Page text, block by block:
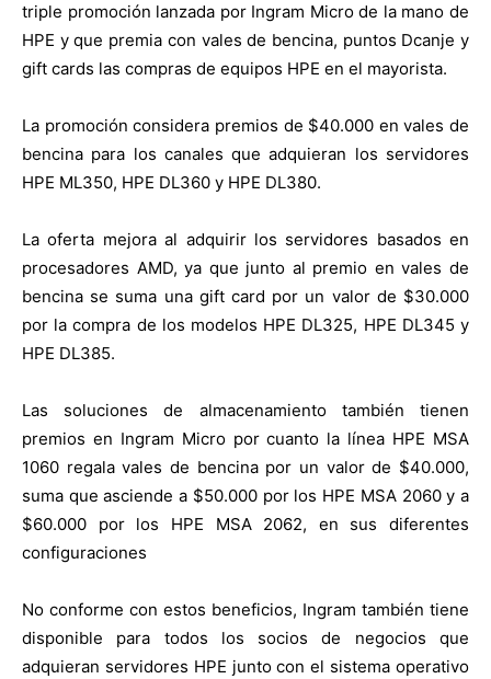
triple promoción lanzada por Ingram Micro de la mano de
HPE y que premia con vales de bencina, puntos Dcanje y
gift cards las compras de equipos HPE en el mayorista.
La promoción considera premios de $40.000 en vales de
bencina para los canales que adquieran los servidores
HPE ML350, HPE DL360 y HPE DL380.
La oferta mejora al adquirir los servidores basados en
procesadores AMD, ya que junto al premio en vales de
bencina se suma una gift card por un valor de $30.000
por la compra de los modelos HPE DL325, HPE DL345 y
HPE DL385.
Las soluciones de almacenamiento también tienen
premios en Ingram Micro por cuanto la línea HPE MSA
1060 regala vales de bencina por un valor de $40.000,
suma que asciende a $50.000 por los HPE MSA 2060 y a
$60.000 por los HPE MSA 2062, en sus diferentes
configuraciones
No conforme con estos beneficios, Ingram también tiene
disponible para todos los socios de negocios que
adquieran servidores HPE junto con el sistema operativo